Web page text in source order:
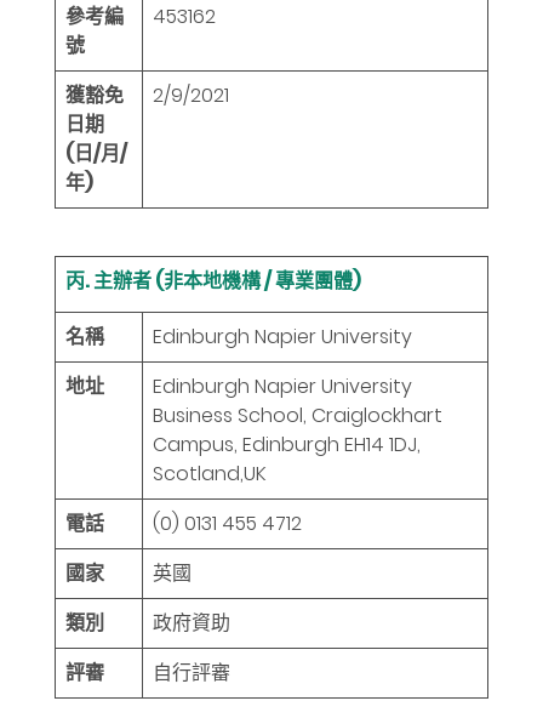
參考編
號
453162
獲豁免
日期
(日/月/
年)
2/9/2021
丙. 主辦者 (非本地機構 / 專業團體)
名稱
Edinburgh Napier University
地址
Edinburgh Napier University
Business School, Craiglockhart
Campus, Edinburgh EH14 1DJ,
Scotland,UK
電話
(0) 0131 455 4712
國家
英國
類別
政府資助
評審
自行評審